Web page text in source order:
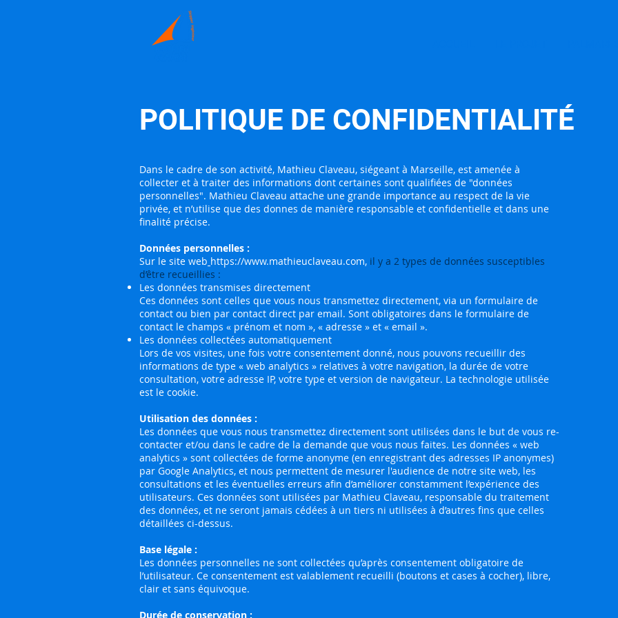
POLITIQUE DE CONFIDENTIALITÉ
Dans le cadre de son activité, Mathieu Claveau, siégeant à Marseille, est amenée à
collecter et à traiter des informations dont certaines sont qualifiées de "données
personnelles". Mathieu Claveau attache une grande importance au respect de la vie
privée, et n’utilise que des donnes de manière responsable et confidentielle et dans une
finalité précise.
Données personnelles :
Sur le site web https://www.mathieuclaveau.com, il y a 2 types de données susceptibles
d’être recueillies :
Les données transmises directement
Ces données sont celles que vous nous transmettez directement, via un formulaire de
contact ou bien par contact direct par email. Sont obligatoires dans le formulaire de
contact le champs « prénom et nom », « adresse » et « email ».
Les données collectées automatiquement
Lors de vos visites, une fois votre consentement donné, nous pouvons recueillir des
informations de type « web analytics » relatives à votre navigation, la durée de votre
consultation, votre adresse IP, votre type et version de navigateur. La technologie utilisée
est le cookie.
Utilisation des données :
Les données que vous nous transmettez directement sont utilisées dans le but de vous re-
contacter et/ou dans le cadre de la demande que vous nous faites. Les données « web
analytics » sont collectées de forme anonyme (en enregistrant des adresses IP anonymes)
par Google Analytics, et nous permettent de mesurer l'audience de notre site web, les
consultations et les éventuelles erreurs afin d’améliorer constamment l’expérience des
utilisateurs. Ces données sont utilisées par Mathieu Claveau, responsable du traitement
des données, et ne seront jamais cédées à un tiers ni utilisées à d’autres fins que celles
détaillées ci-dessus.
Base légale :
Les données personnelles ne sont collectées qu’après consentement obligatoire de
l’utilisateur. Ce consentement est valablement recueilli (boutons et cases à cocher), libre,
clair et sans équivoque.
Durée de conservation :